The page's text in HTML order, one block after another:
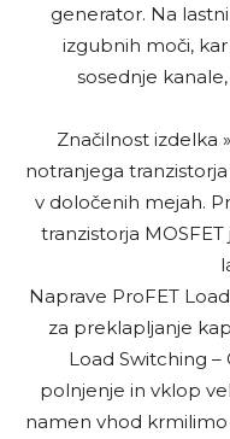
generator. Na
izgubnih moči,
sosednje
Značilnost izdelka
notranjega
v določenih mejah.
tranzistorja
Naprave ProFET
za preklapljanje
Load Switching
polnjenje in vklop
namen vhod